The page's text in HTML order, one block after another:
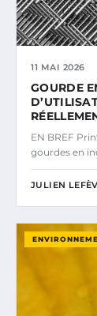
11 MAI 2026
GOURDE
EN BREF
gourdes en
JULIEN